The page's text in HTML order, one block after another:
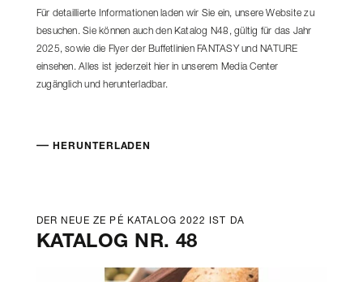
Für detaillierte Informationen laden wir Sie ein, unsere Website zu
besuchen. Sie können auch den Katalog N48, gültig für das Jahr
2025, sowie die Flyer der Buffetlinien FANTASY und NATURE
einsehen. Alles ist jederzeit hier in unserem Media Center
zugänglich und herunterladbar.
HERUNTERLADEN
DER NEUE ZE PÉ KATALOG 2022 IST DA
KATALOG NR. 48